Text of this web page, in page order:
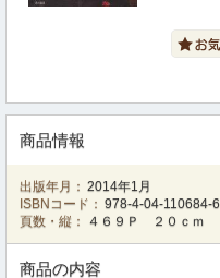
商品情報
出版年月： 2014年1月
ISBNコード： 978-4-04-110684-6
頁数・縦：
４６９Ｐ ２０ｃｍ
商品の内容